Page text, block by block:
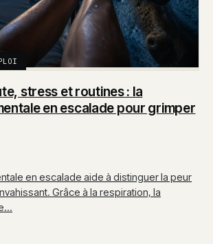
stress et routines : la
en escalade pour grimper
en escalade aide à distinguer la peur
Grâce à la respiration, la